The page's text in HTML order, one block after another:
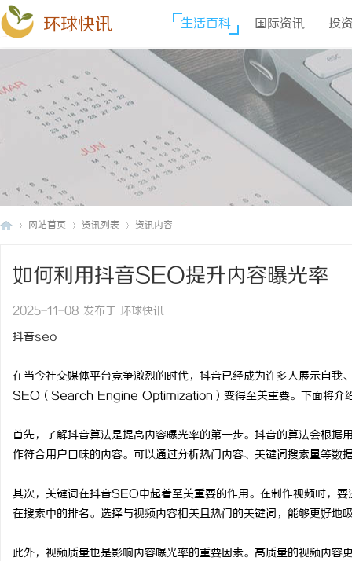
环球快讯 生活百科 国际资讯 投
网站首页 资讯列表 资讯内容
如何利用抖音SEO提升内容曝光率
2025-11-08 发布于 环球快讯
抖音seo
在当今社交媒体平台竞争激烈的时代，抖音已经成为许多人展示自我
SEO（Search Engine Optimization）变得至关重要。下面将介
首先，了解抖音算法是提高内容曝光率的第一步。抖音的算法会根
作符合用户口味的内容。可以通过分析热门内容、关键词搜索量等数
其次，关键词在抖音SEO中起着至关重要的作用。在制作视频时，
在搜索中的排名。选择与视频内容相关且热门的关键词，能够更好地
此外，视频质量也是影响内容曝光率的重要因素。高质量的视频内